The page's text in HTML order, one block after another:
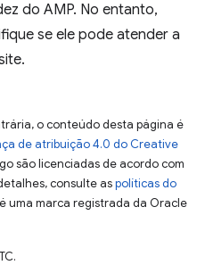
do AMP. No entanto,
se ele pode atender a
o conteúdo desta página é
de atribuição 4.0 do Creative
são licenciadas de acordo com
consulte aspolíticas do
uma marca registrada da Oracle